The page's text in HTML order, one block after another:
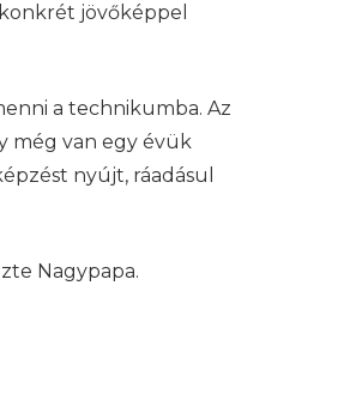
jövőképpel
a technikumba. Az
még van egy évük
nyújt, ráadásul
Nagypapa.